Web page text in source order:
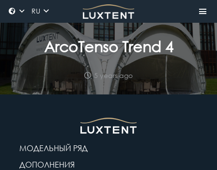
RU
ArcoTenso Trend 4
5 years ago
МОДЕЛЬНЫЙ РЯД
ДОПОЛНЕНИЯ